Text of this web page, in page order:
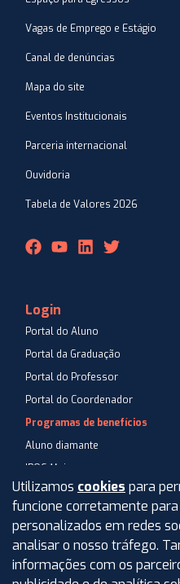
Vagas de Emprego e Estágio
Canal de denúncias
Mapa do site
Eventos Institucionais
Parceria internacional
Ouvidoria
Tabela de Valores 2026
Login
Portal do Aluno
Portal da Graduação
Portal do Professor
Portal do Coordenador
Programas de benefícios
Aluno diamante
IPOG Mais
Blog
Central de Atendimento
Perguntas Frequentes
Aviso de privacidade
Utilizamos cookies para
funcione corretamente
personalizados em redes
analisar o nosso tráfego.
informações com os